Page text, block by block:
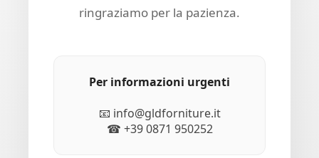
ringraziamo per la pazienza.
Per informazioni urgenti
📧 info@gldforniture.it
☎ +39 0871 950252